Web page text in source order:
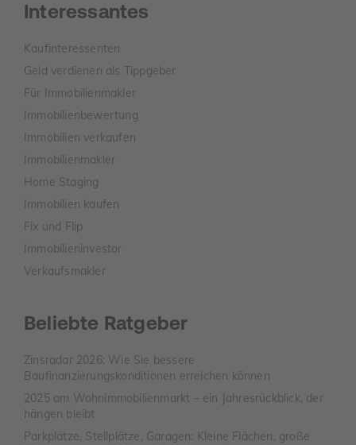
Interessantes
Kaufinteressenten
Geld verdienen als Tippgeber
Für Immobilienmakler
Immobilienbewertung
Immobilien verkaufen
Immobilienmakler
Home Staging
Immobilien kaufen
Fix und Flip
Immobilieninvestor
Verkaufsmakler
Beliebte Ratgeber
Zinsradar 2026: Wie Sie bessere
Baufinanzierungskonditionen erreichen können
2025 am Wohnimmobilienmarkt – ein Jahresrückblick, der
hängen bleibt
Parkplätze, Stellplätze, Garagen: Kleine Flächen, große